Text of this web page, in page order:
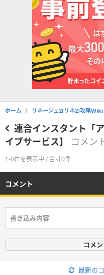
ホーム リネージュ2(リネ2)攻略Wiki
連合インスタント「
イブサービス】
コメン
1-0件を表示中 / 合計0件
コメント
コメ
最新の